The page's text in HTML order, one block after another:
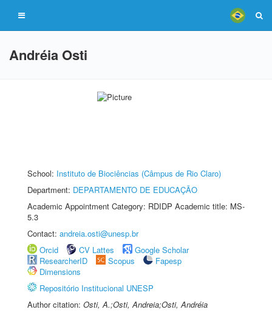
Andréia Osti
School: Instituto de Biociências (Câmpus de Rio Claro)
Department: DEPARTAMENTO DE EDUCAÇÃO
Academic Appointment Category: RDIDP Academic title: MS-
5.3
Contact: andreia.osti@unesp.br
Orcid
CV Lattes
Google Scholar
ResearcherID
Scopus
Fapesp
Dimensions
Repositório Institucional UNESP
Author citation: Osti, A.;Osti, Andreia;Osti, Andréia